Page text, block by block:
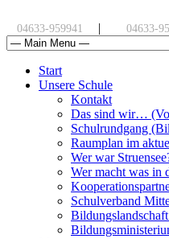
04633-959941 | 04633-
Start
Unsere Schule
Kontakt
Das sind wir…
Schulrundgang
Raumplan im
Wer war
Wer macht was in
Schulverband